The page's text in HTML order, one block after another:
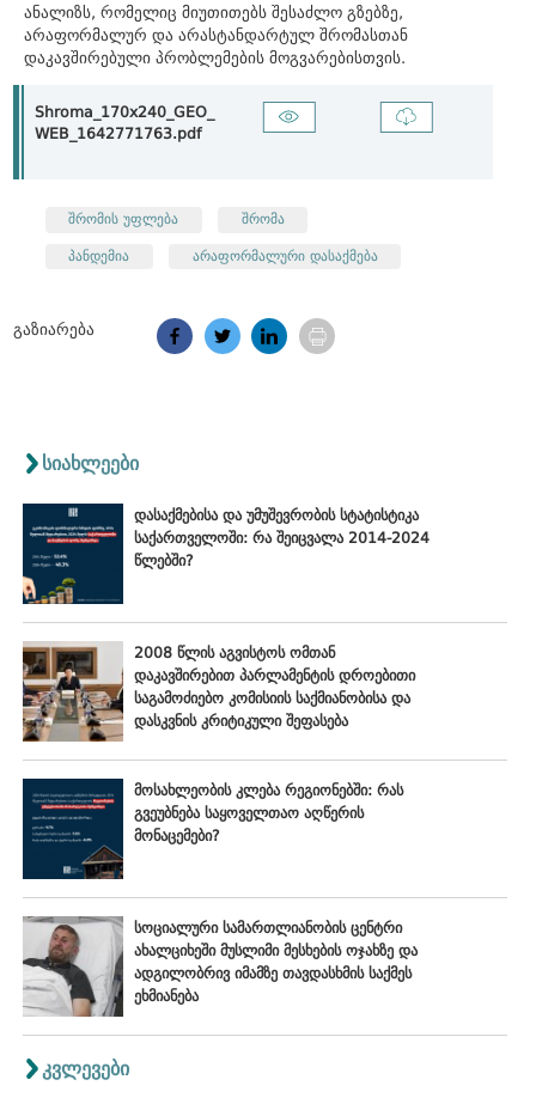
ანალიზს, რომელიც მიუთითებს შესაძლო გზებზე,
არაფორმალურ და არასტანდარტულ შრომასთან
დაკავშირებული პრობლემების მოგვარებისთვის.
Shroma_170x240_GEO_
WEB_1642771763.pdf
შრომის უფლება შრომა
პანდემია არაფორმალური დასაქმება
გაზიარება
სიახლეები
დასაქმებისა და უმუშევრობის სტატისტიკა
საქართველოში: რა შეიცვალა 2014-2024
წლებში?
2008 წლის აგვისტოს ომთან
დაკავშირებით პარლამენტის დროებითი
საგამოძიებო კომისიის საქმიანობისა და
დასკვნის კრიტიკული შეფასება
მოსახლეობის კლება რეგიონებში: რას
გვეუბნება საყოველთაო აღწერის
მონაცემები?
სოციალური სამართლიანობის ცენტრი
ახალციხეში მუსლიმი მესხების ოჯახზე და
ადგილობრივ იმამზე თავდასხმის საქმეს
ეხმიანება
კვლევები